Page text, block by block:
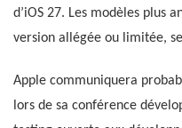
d’iOS 27. Les modèles plus
version allégée ou limitée,
Apple communiquera
lors de sa conférence